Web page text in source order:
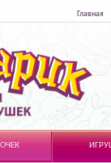
Главная